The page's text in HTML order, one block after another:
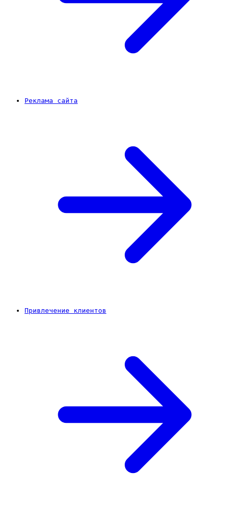
Реклама сайта
Привлечение клиентов